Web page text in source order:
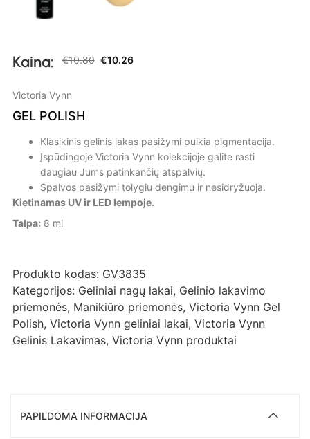
Kaina: €10.80 €10.26
Victoria Vynn
GEL POLISH
Klasikinis gelinis lakas pasižymi puikia pigmentacija.
Įspūdingoje Victoria Vynn kolekcijoje galite rasti
daugiau Jums patinkančių atspalvių.
Spalvos pasižymi tolygiu dengimu ir nesidryžuoja.
Kietinamas UV ir LED lempoje.
Talpa: 8 ml
Produkto kodas: GV3835
Kategorijos: Geliniai nagų lakai, Gelinio lakavimo
priemonės, Manikiūro priemonės, Victoria Vynn Gel
Polish, Victoria Vynn geliniai lakai, Victoria Vynn
Gelinis Lakavimas, Victoria Vynn produktai
PAPILDOMA INFORMACIJA